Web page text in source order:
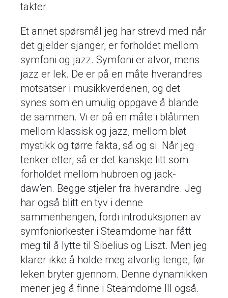
takter.
Et annet spørsmål jeg har strevd med når
det gjelder sjanger, er forholdet mellom
symfoni og jazz. Symfoni er alvor, mens
jazz er lek. De er på en måte hverandres
motsatser i musikkverdenen, og det
synes som en umulig oppgave å blande
de sammen. Vi er på en måte i blåtimen
mellom klassisk og jazz, mellom bløt
mystikk og tørre fakta, så og si. Når jeg
tenker etter, så er det kanskje litt som
forholdet mellom hubroen og jack-
daw’en. Begge stjeler fra hverandre. Jeg
har også blitt en tyv i denne
sammenhengen, fordi introduksjonen av
symfoniorkester i Steamdome har fått
meg til å lytte til Sibelius og Liszt. Men jeg
klarer ikke å holde meg alvorlig lenge, før
leken bryter gjennom. Denne dynamikken
mener jeg å finne i Steamdome III også.